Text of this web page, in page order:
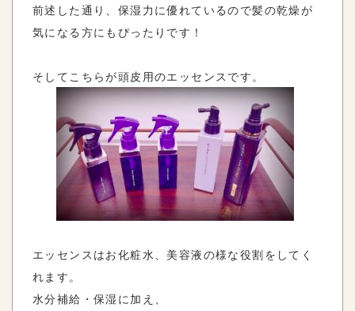
前述した通り、保湿力に優れているので髪の乾燥が
気になる方にもぴったりです！
そしてこちらが頭皮用のエッセンスです。
エッセンスはお化粧水、美容液の様な役割をしてく
れます。
水分補給・保湿に加え、